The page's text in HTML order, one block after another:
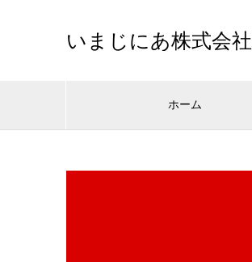
いまじにあ株式会社
ホーム